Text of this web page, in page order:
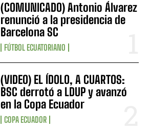
(COMUNICADO) Antonio Álvarez
renunció a la presidencia de
Barcelona SC
FÚTBOL ECUATORIANO
(VIDEO) EL ÍDOLO, A CUARTOS:
BSC derrotó a LDUP y avanzó
en la Copa Ecuador
COPA ECUADOR